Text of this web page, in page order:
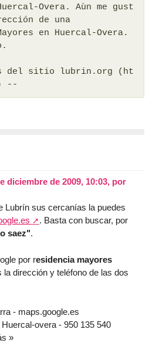
Overa. Aùn me gust
de una
en Huercal-Overa.
del sitio lubrin.org (ht
--
diciembre de 2009, 10:03, por
Lubrín sus cercanías la puedes
. Basta con buscar, por
saez".
por residencia mayores
dirección y teléfono de las dos
- maps.google.es
overa - 950 135 540
»